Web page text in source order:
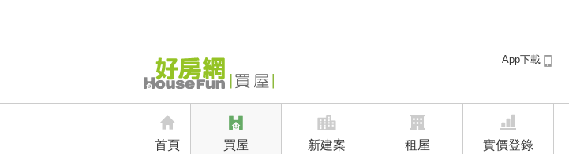
App下載
首頁 買屋 新建案 租屋 實價登錄